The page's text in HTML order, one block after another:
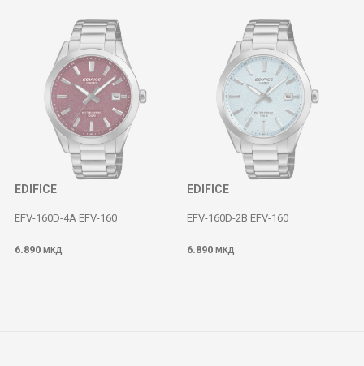
EDIFICE
EFV-160D-4A EFV-160
6.890 МКД
EDIFICE
EFV-160D-2B EFV-160
6.890 МКД